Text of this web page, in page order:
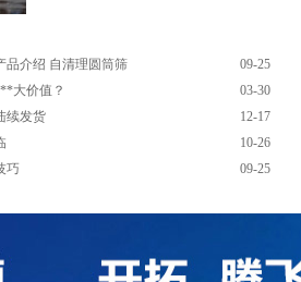
品介绍 自清理圆筒筛 09-25
大价值？ 03-30
续发货 12-17
10-26
巧 09-25